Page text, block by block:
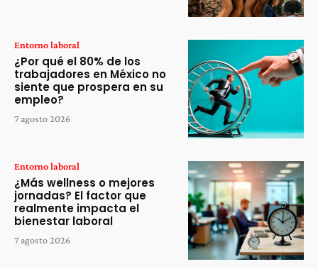
Entorno laboral
¿Por qué el 80% de los
trabajadores en México no
siente que prospera en su
empleo?
7 agosto 2026
Entorno laboral
¿Más wellness o mejores
jornadas? El factor que
realmente impacta el
bienestar laboral
7 agosto 2026